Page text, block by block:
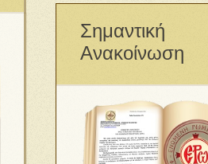
Σημαντική
Ανακοίνωση